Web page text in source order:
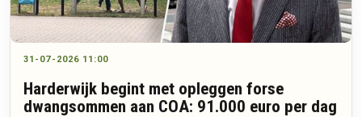
31-07-2026 11:00
Harderwijk begint met opleggen forse
dwangsommen aan COA: 91.000 euro per dag